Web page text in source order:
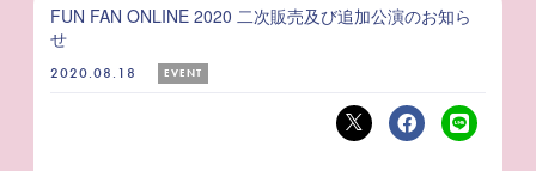
FUN FAN ONLINE 2020 二次販売及び追加公演のお知ら
せ
2020.08.18 EVENT